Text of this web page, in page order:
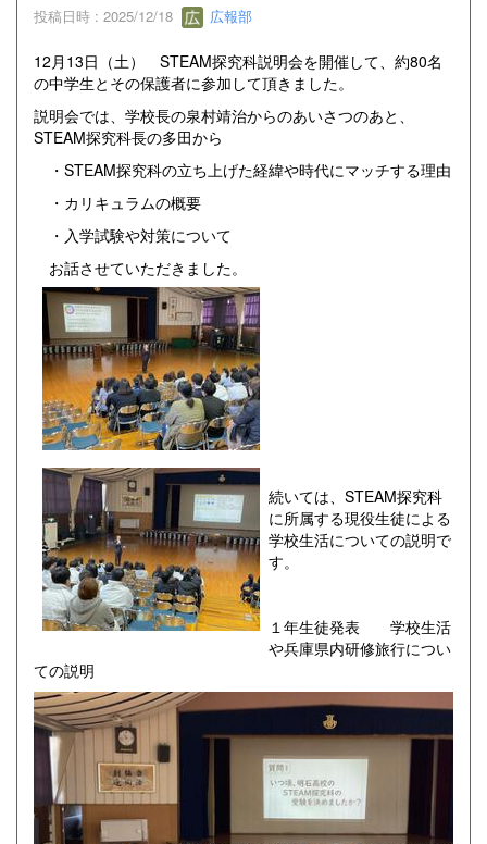
投稿日時 : 2025/12/18 広報部
12月13日（土） STEAM探究科説明会を開催して、約80名
の中学生とその保護者に参加して頂きました。
説明会では、学校長の泉村靖治からのあいさつのあと、
STEAM探究科長の多田から
・STEAM探究科の立ち上げた経緯や時代にマッチする理由
・カリキュラムの概要
・入学試験や対策について
お話させていただきました。
続いては、STEAM探究科
に所属する現役生徒による
学校生活についての説明で
す。
１年生徒発表 学校生活
や兵庫県内研修旅行につい
ての説明